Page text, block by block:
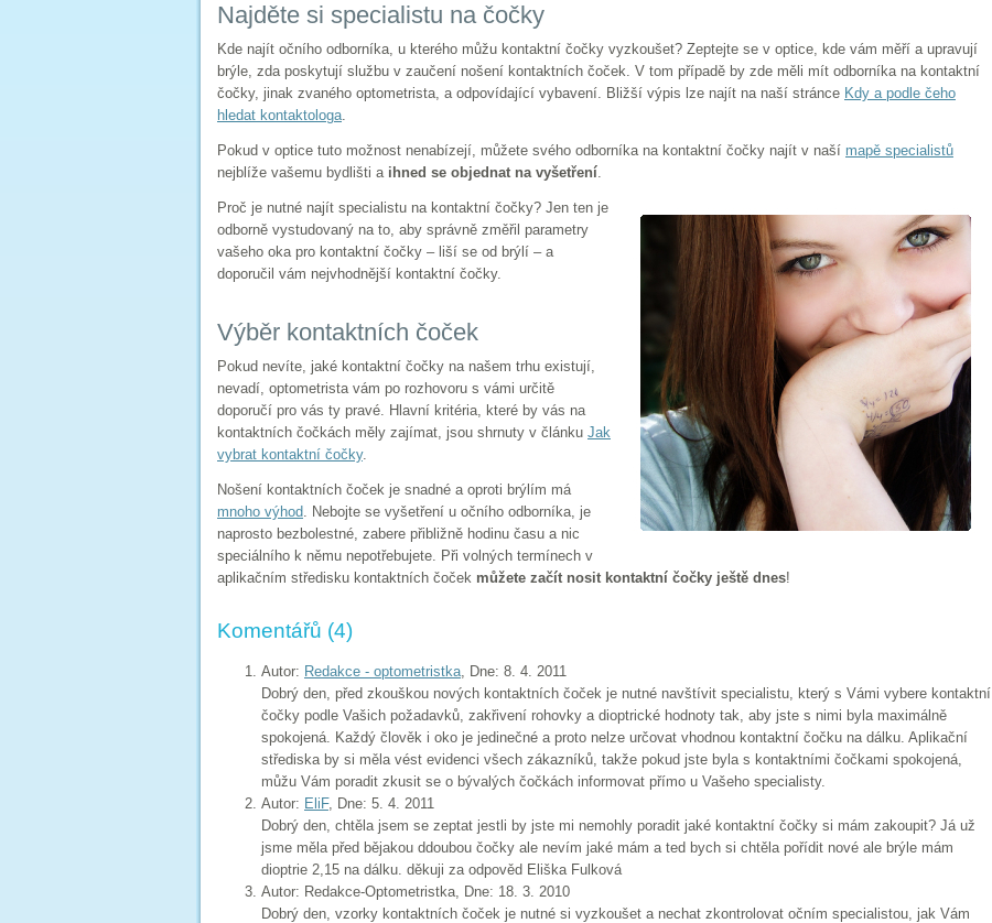
Najděte si specialistu na čočky
Kde najít očního odborníka, u kterého můžu kontaktní čočky vyzkoušet? Zeptejte se v optice, kde vám měří a upravují
brýle, zda poskytují službu v zaučení nošení kontaktních čoček. V tom případě by zde měli mít odborníka na kontaktní
čočky, jinak zvaného optometrista, a odpovídající vybavení. Bližší výpis lze najít na naší stránce Kdy a podle čeho
hledat kontaktologa.
Pokud v optice tuto možnost nenabízejí, můžete svého odborníka na kontaktní čočky najít v naší mapě specialistů
nejblíže vašemu bydlišti a ihned se objednat na vyšetření.
Proč je nutné najít specialistu na kontaktní čočky? Jen ten je
odborně vystudovaný na to, aby správně změřil parametry
vašeho oka pro kontaktní čočky – liší se od brýlí – a
doporučil vám nejvhodnější kontaktní čočky.
Výběr kontaktních čoček
Pokud nevíte, jaké kontaktní čočky na našem trhu existují,
nevadí, optometrista vám po rozhovoru s vámi určitě
doporučí pro vás ty pravé. Hlavní kritéria, které by vás na
kontaktních čočkách měly zajímat, jsou shrnuty v článku Jak
vybrat kontaktní čočky.
Nošení kontaktních čoček je snadné a oproti brýlím má
mnoho výhod. Nebojte se vyšetření u očního odborníka, je
naprosto bezbolestné, zabere přibližně hodinu času a nic
speciálního k němu nepotřebujete. Při volných termínech v
aplikačním středisku kontaktních čoček můžete začít nosit kontaktní čočky ještě dnes!
Komentářů (4)
Autor: Redakce - optometristka, Dne: 8. 4. 2011
Dobrý den, před zkouškou nových kontaktních čoček je nutné navštívit specialistu, který s Vámi vybere kontaktní
čočky podle Vašich požadavků, zakřivení rohovky a dioptrické hodnoty tak, aby jste s nimi byla maximálně
spokojená. Každý člověk i oko je jedinečné a proto nelze určovat vhodnou kontaktní čočku na dálku. Aplikační
střediska by si měla vést evidenci všech zákazníků, takže pokud jste byla s kontaktními čočkami spokojená,
můžu Vám poradit zkusit se o bývalých čočkách informovat přímo u Vašeho specialisty.
Autor: EliF, Dne: 5. 4. 2011
Dobrý den, chtěla jsem se zeptat jestli by jste mi nemohly poradit jaké kontaktní čočky si mám zakoupit? Já už
jsme měla před bějakou ddoubou čočky ale nevím jaké mám a ted bych si chtěla pořídit nové ale brýle mám
dioptrie 2,15 na dálku. děkuji za odpověd Eliška Fulková
Autor: Redakce-Optometristka, Dne: 18. 3. 2010
Dobrý den, vzorky kontaktních čoček je nutné si vyzkoušet a nechat zkontrolovat očním specialistou, jak Vám